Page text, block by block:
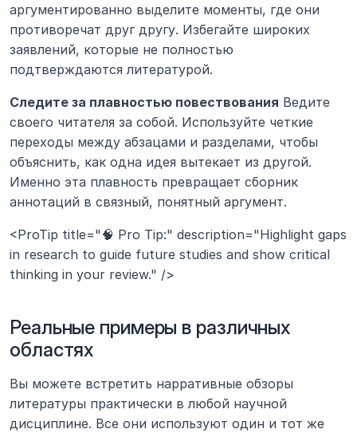
аргументированно выделите моменты, где они
противоречат друг другу. Избегайте широких
заявлений, которые не полностью
подтверждаются литературой.
Следите за плавностью повествования Ведите
своего читателя за собой. Используйте четкие
переходы между абзацами и разделами, чтобы
объяснить, как одна идея вытекает из другой.
Именно эта плавность превращает сборник
аннотаций в связный, понятный аргумент.
<ProTip title="🧠 Pro Tip:" description="Highlight gaps
in research to guide future studies and show critical
thinking in your review." />
Реальные примеры в различных
областях
Вы можете встретить нарративные обзоры
литературы практически в любой научной
дисциплине. Все они используют один и тот же